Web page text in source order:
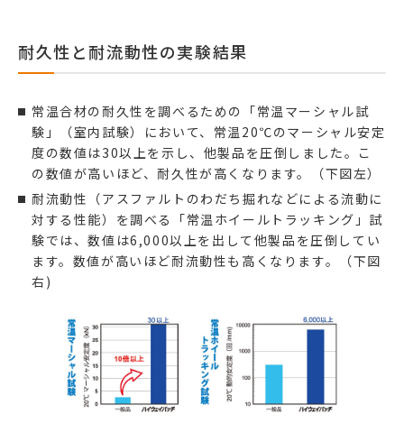
耐久性と耐流動性の実験結果
常温合材の耐久性を調べるための「常温マーシャル試
験」（室内試験）において、常温20℃のマーシャル安定
度の数値は30以上を示し、他製品を圧倒しました。こ
の数値が高いほど、耐久性が高くなります。（下図左）
耐流動性（アスファルトのわだち掘れなどによる流動に
対する性能）を調べる「常温ホイールトラッキング」試
験では、数値は6,000以上を出して他製品を圧倒してい
ます。数値が高いほど耐流動性も高くなります。（下図
右)